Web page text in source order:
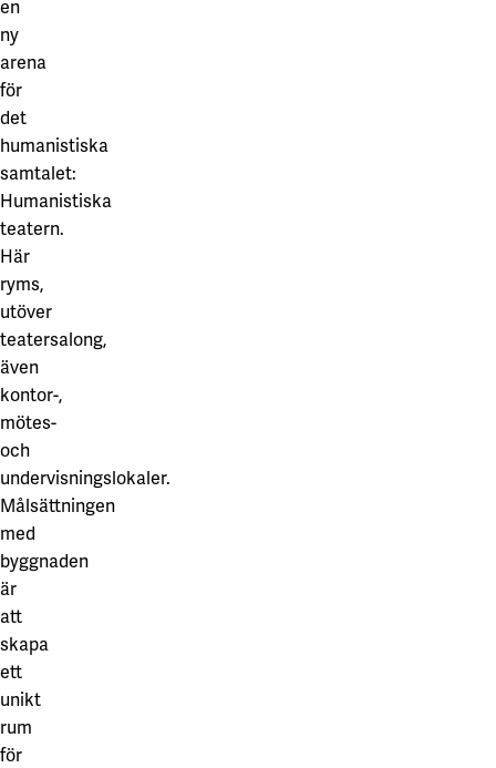
Karlstads universitet
Högskolan i Gävle
Skövde
Borås
Högskolan i Borås
en
ny
arena
för
det
humanistiska
samtalet:
Humanistiska
teatern.
Här
ryms,
utöver
teatersalong,
även
kontor-,
mötes-
och
undervisningslokaler.
Målsättningen
med
byggnaden
är
att
skapa
ett
unikt
rum
för